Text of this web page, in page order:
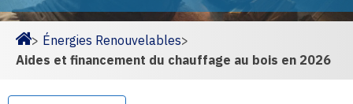
Homepage
> Énergies Renouvelables>
Aides et financement du chauffage au bois en 2026